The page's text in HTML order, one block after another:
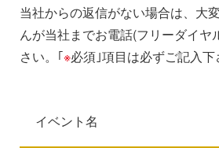
当社からの返信がない場合は、大
んが当社までお電話(フリーダイヤ
さい。｢※必須｣項目は必ずご記入下
イベント名